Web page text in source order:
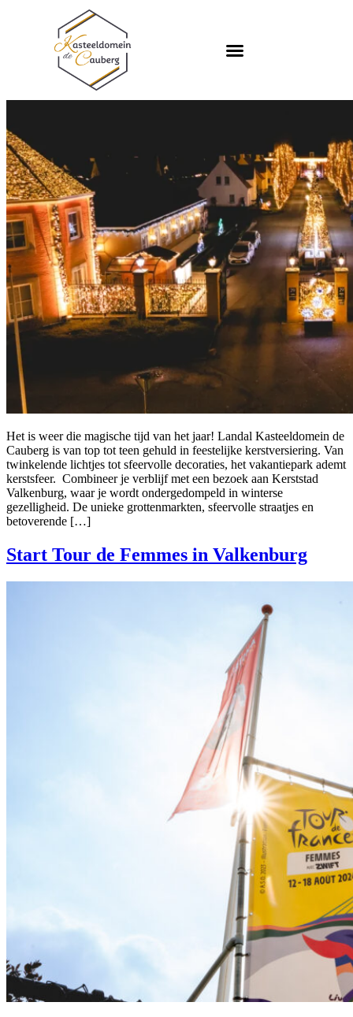
Kerstmis vier je bij Landal de Cauberg
Het is weer die magische tijd van het jaar! Landal Kasteeldomein de
Cauberg is van top tot teen gehuld in feestelijke kerstversiering. Van
twinkelende lichtjes tot sfeervolle decoraties, het vakantiepark ademt
kerstsfeer. Combineer je verblijf met een bezoek aan Kerststad
Valkenburg, waar je wordt ondergedompeld in winterse
gezelligheid. De unieke grottenmarkten, sfeervolle straatjes en
betoverende […]
Start Tour de Femmes in Valkenburg